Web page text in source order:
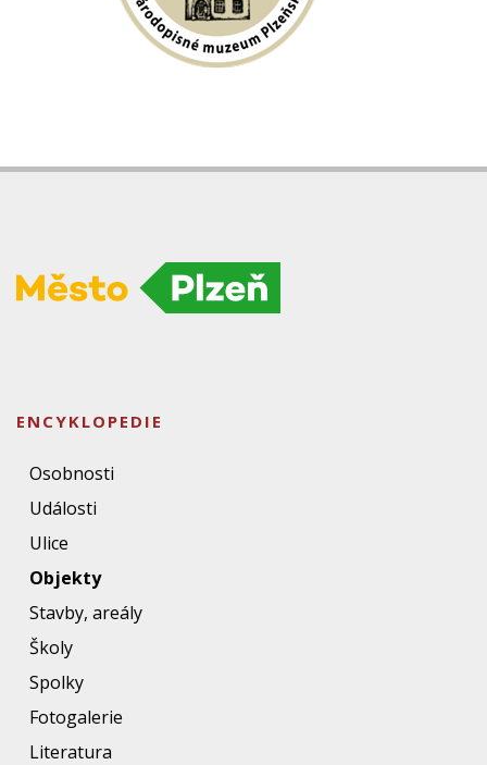
ENCYKLOPEDIE
Osobnosti
Události
Ulice
Objekty
Stavby, areály
Školy
Spolky
Fotogalerie
Literatura